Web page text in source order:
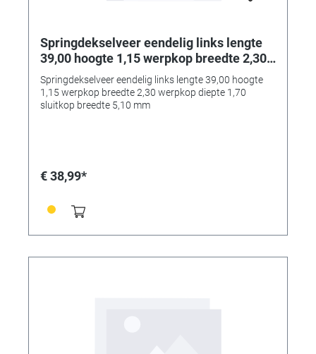
Springdekselveer eendelig links lengte
39,00 hoogte 1,15 werpkop breedte 2,30
werpkop diepte 1,70 sluitkop breedte
5,10 mm
Springdekselveer eendelig links lengte 39,00 hoogte
1,15 werpkop breedte 2,30 werpkop diepte 1,70
sluitkop breedte 5,10 mm
€ 38,99*